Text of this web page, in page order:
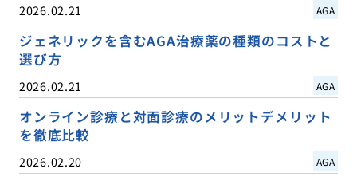
2026.02.21 AGA
ジェネリックを含むAGA治療薬の種類のコストと
選び方
2026.02.21 AGA
オンライン診療と対面診療のメリットデメリット
を徹底比較
2026.02.20 AGA